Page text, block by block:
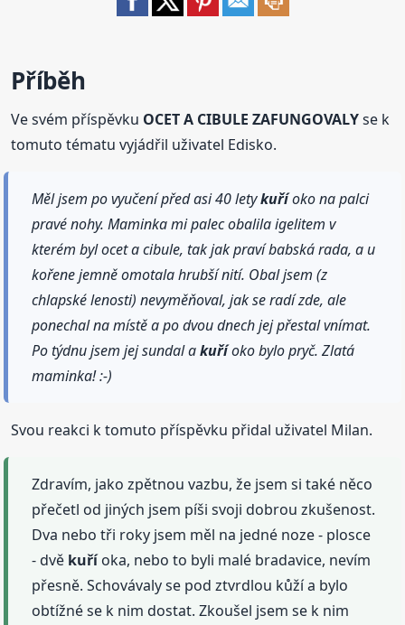
Příběh
Ve svém příspěvku OCET A CIBULE ZAFUNGOVALYse k
tomuto tématu vyjádřil uživatel Edisko.
Měl jsem po vyučení před asi 40 letykuříoko na palci
pravé nohy. Maminka mi palec obalila igelitem v
kterém byl ocet a cibule, tak jak praví babská rada, a u
kořene jemně omotala hrubší nití. Obal jsem (z
chlapské lenosti) nevyměňoval, jak se radí zde, ale
ponechal na místě a po dvou dnech jej přestal vnímat.
Po týdnu jsem jej sundal akuříoko bylo pryč. Zlatá
maminka! :-)
Svou reakci k tomuto příspěvku přidal uživatel Milan.
Zdravím, jako zpětnou vazbu, že jsem si také něco
přečetl od jiných jsem píši svoji dobrou zkušenost.
Dva nebo tři roky jsem měl na jedné noze - plosce
- dvě kuříoka, nebo to byli malé bradavice, nevím
přesně. Schovávaly se pod ztvrdlou kůží a bylo
obtížné se k nim dostat. Zkoušel jsem se k nim